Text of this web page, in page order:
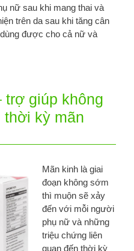
nữ sau khi mang thai và
trên da sau khi tăng cân
được cho cả nữ và
trợ giúp không
thời kỳ mãn
Mãn kinh là giai
đoạn không sớm
thì muộn sẽ xảy
đến với mỗi người
phụ nữ và những
triệu chứng liên
quan đến thời kỳ